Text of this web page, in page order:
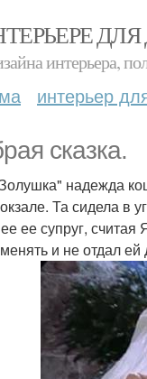
интерьера,
интерьер
сказка.
надежда
Та сидела в
ее супруг, считая
и не отдал